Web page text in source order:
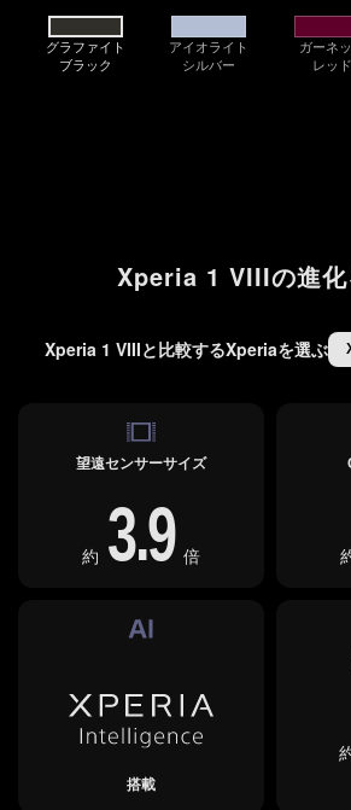
グラファイト
ブラック
アイオライト
シルバー
ガーネ
レッド
Xperia 1 VIIIの進
Xperia 1 VIIIと比較するXperiaを選ぶ
望遠センサーサイズ
約 3.9 倍
搭載